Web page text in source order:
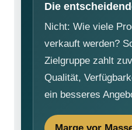
Die
Nicht: Wie viele
verkauft werden?
Zielgruppe zahlt
Qualität,
ein besseres